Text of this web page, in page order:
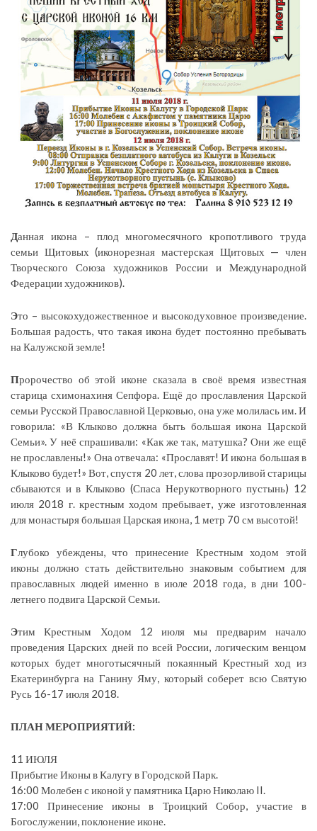
Данная икона – плод многомесячного кропотливого труда
семьи Щитовых (иконорезная мастерская Щитовых — член
Творческого Союза художников России и Международной
Федерации художников).
Это – высокохудожественное и высокодуховное произведение.
Большая радость, что такая икона будет постоянно пребывать
на Калужской земле!
Пророчество об этой иконе сказала в своё время известная
старица схимонахиня Сепфора. Ещё до прославления Царской
семьи Русской Православной Церковью, она уже молилась им. И
говорила: «В Клыково должна быть большая икона Царской
Семьи». У неё спрашивали: «Как же так, матушка? Они же ещё
не прославлены!» Она отвечала: «Прославят! И икона большая в
Клыково будет!» Вот, спустя 20 лет, слова прозорливой старицы
сбываются и в Клыково (Спаса Нерукотворного пустынь) 12
июля 2018 г. крестным ходом пребывает, уже изготовленная
для монастыря большая Царская икона, 1 метр 70 см высотой!
Глубоко убеждены, что принесение Крестным ходом этой
иконы должно стать действительно знаковым событием для
православных людей именно в июле 2018 года, в дни 100-
летнего подвига Царской Семьи.
Этим Крестным Ходом 12 июля мы предварим начало
проведения Царских дней по всей России, логическим венцом
которых будет многотысячный покаянный Крестный ход из
Екатеринбурга на Ганину Яму, который соберет всю Святую
Русь 16-17 июля 2018.
ПЛАН МЕРОПРИЯТИЙ:
11 ИЮЛЯ
Прибытие Иконы в Калугу в Городской Парк.
16:00 Молебен с иконой у памятника Царю Николаю II.
17:00 Принесение иконы в Троицкий Собор, участие в
Богослужении, поклонение иконе.